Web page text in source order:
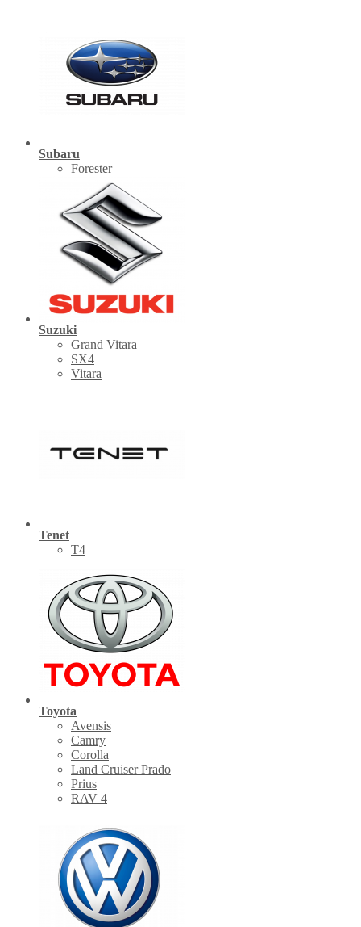
Subaru
Forester
Suzuki
Grand Vitara
SX4
Vitara
Tenet
Т4
Toyota
Avensis
Camry
Corolla
Land Cruiser Prado
Prius
RAV 4